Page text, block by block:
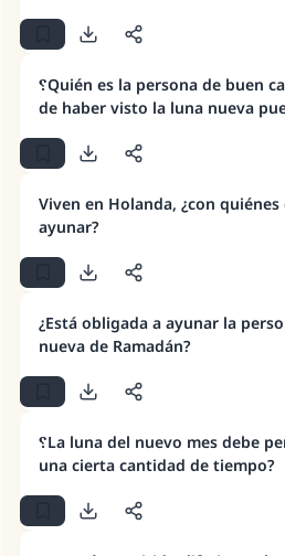
؟Quién es la persona de buen carácter cuya afirmaciَn
de haber visto la luna nueva
Viven en Holanda, ¿con
ayunar?
¿Está obligada a ayunar la
nueva de Ramadán?
؟La luna del nuevo mes debe permanecer en el cielo
una cierta cantidad de tiempo?
La respuesta no.
Desde la Q hasta la A, su
IslamQA.
"Una persona que orienta
aquellos que lo